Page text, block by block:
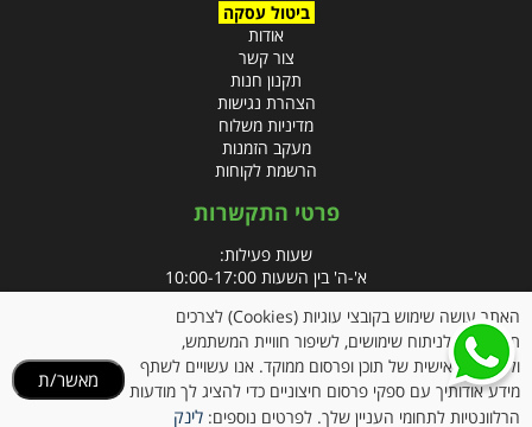
ביטול עסקה
אודות
צור קשר
תקנון חנות
הצהרת נגישות
מדיניות משלוח
מעקב הזמנות
הרשמת לקוחות
פרטי התקשרות
שעות פעילות:
א'-ה' בין השעות 10:00-17:00
טלפון:
פקס: 09-8666832
אימייל: info@clubpharm.co.il
האתר עושה שימוש בקובצי עוגיות (Cookies) לצרכים
תפעוליים, לניתוח שימושים, לשיפור חוויית המשתמש,
ולהתאמה אישית של תוכן ופרסום ממוקד. אנו עשויים לשתף
מידע אודותיך עם ספקי פרסום חיצוניים כדי להציג לך מודעות
הרלוונטיות לתחומי העניין שלך. לפרטים נוספים: לינק
מאשר/ת